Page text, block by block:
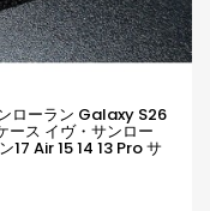
ローラン Galaxy S26
ース イヴ・サンロー
17 Air 15 14 13 Pro サ
ス Iphone17 15 14
ラン スマホケース